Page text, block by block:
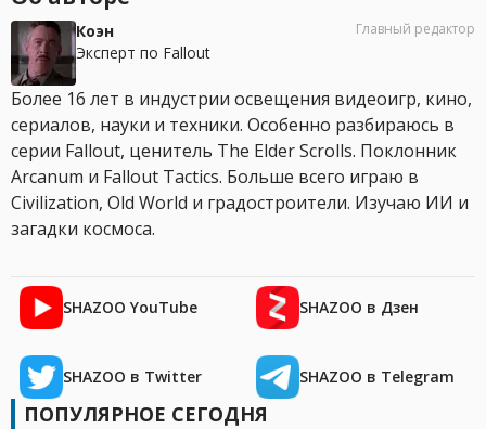
Коэн
Эксперт по Fallout
Главный редактор
Более 16 лет в индустрии освещения видеоигр, кино,
сериалов, науки и техники. Особенно разбираюсь в
серии Fallout, ценитель The Elder Scrolls. Поклонник
Arcanum и Fallout Tactics. Больше всего играю в
Civilization, Old World и градостроители. Изучаю ИИ и
загадки космоса.
SHAZOO YouTube SHAZOO в Дзен
SHAZOO в Twitter SHAZOO в Telegram
ПОПУЛЯРНОЕ СЕГОДНЯ